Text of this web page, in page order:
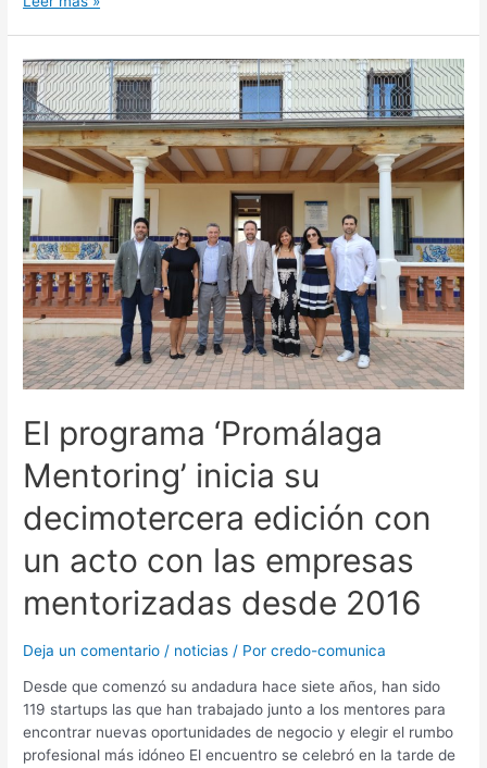
El programa ‘Promálaga
Mentoring’ inicia su
decimotercera edición con
un acto con las empresas
mentorizadas desde 2016
Deja un comentario / noticias / Porcredo-comunica
Desde que comenzó su andadura hace siete años, han sido
119 startups las que han trabajado junto a los mentores para
encontrar nuevas oportunidades de negocio y elegir el rumbo
profesional más idóneo El encuentro se celebró en la tarde de